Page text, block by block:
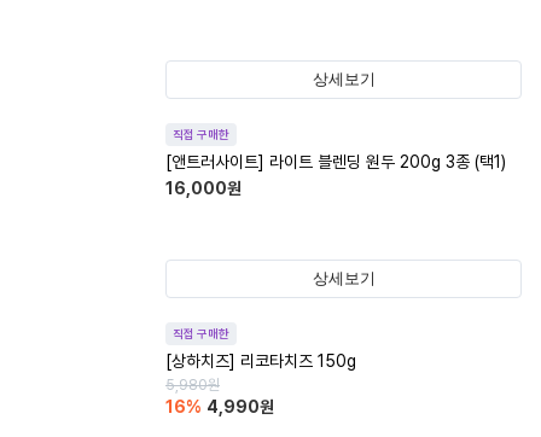
상세보기
직접 구매한
[앤트러사이트] 라이트 블렌딩 원두 200g 3종 (택1)
16,000원
상세보기
직접 구매한
[상하치즈] 리코타치즈 150g
5,980원
16% 4,990원